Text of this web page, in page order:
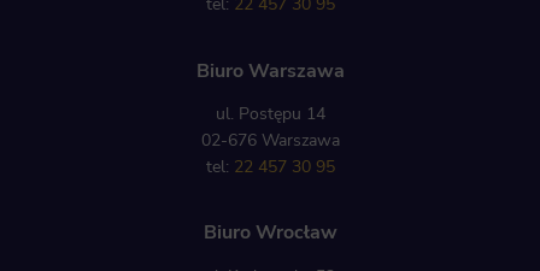
tel: 22 457 30 95
Biuro Warszawa
ul. Postępu 14
02-676 Warszawa
tel: 22 457 30 95
Biuro Wrocław